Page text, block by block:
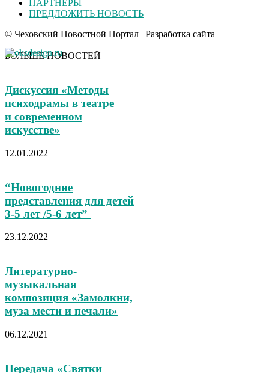
ПАРТНЕРЫ
ПРЕДЛОЖИТЬ НОВОСТЬ
© Чеховский Новостной Портал | Разработка сайта
БОЛЬШЕ НОВОСТЕЙ
Дискуссия «Методы
психодрамы в театре
и современном
искусстве»
12.01.2022
“Новогодние
представления для детей
3-5 лет /5-6 лет”
23.12.2022
Литературно-
музыкальная
композиция «Замолкни,
муза мести и печали»
06.12.2021
Передача «Святки